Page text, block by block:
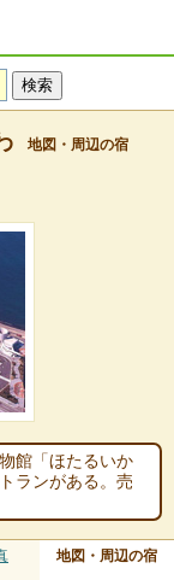
地図・周辺の宿
館「ほたるいか
ランがある。売
地図・周辺の宿